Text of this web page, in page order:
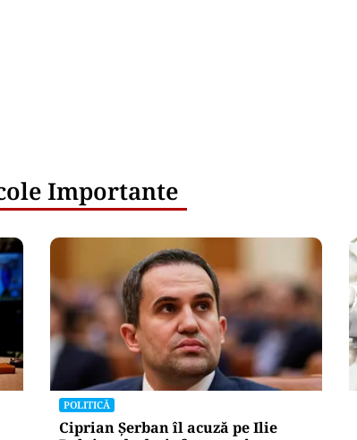
Importante
POLITICĂ
Ciprian Șerban îl acuză pe Ilie